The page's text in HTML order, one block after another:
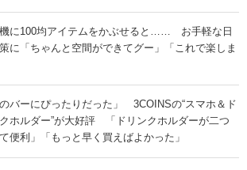
に100均アイテムをかぶせると…… お手軽な日
に「ちゃんと空間ができてグー」「これで楽しま
のバーにぴったりだった」 3COINSの“スマホ＆ド
ホルダー”が大好評 「ドリンクホルダーが二つ
便利」「もっと早く買えばよかった」